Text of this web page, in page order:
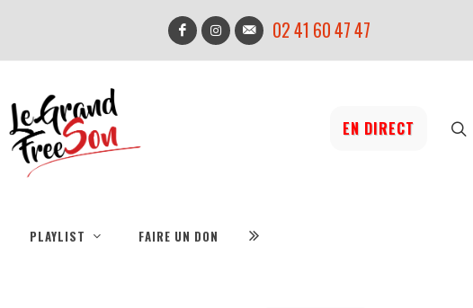
02 41 60 47 47
EN DIRECT
PLAYLIST FAIRE UN DON